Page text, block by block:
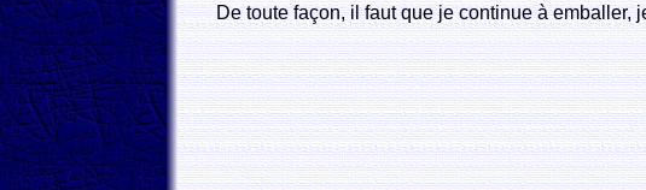
De toute façon, il faut que je continue à